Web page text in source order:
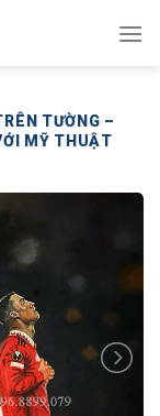
TƯỜNG –
MỸ THUẬT